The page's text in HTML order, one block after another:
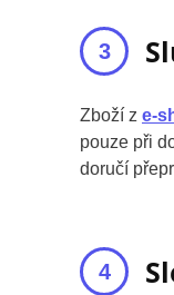
Zboží z e-
pouze při
doručí